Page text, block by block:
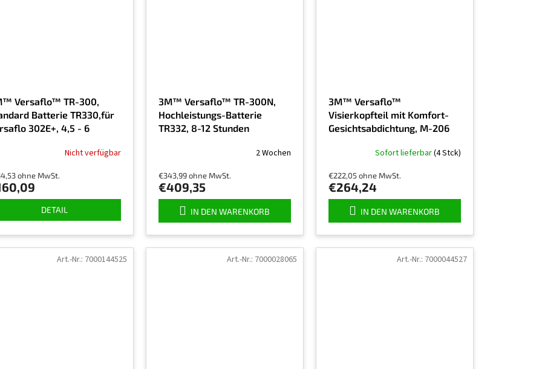
Versaflo™ TR-300,
Batterie TR330,für
302E+, 4,5 - 6
Nicht verfügbar
ohne MwSt.
DETAIL
3M™ Versaflo™ TR-300N,
Hochleistungs-Batterie
TR332, 8-12 Stunden
2 Wochen
€343,99 ohne MwSt.
€409,35
IN DEN WARENKORB
3M™ Versaflo™
Visierkopfteil mit Komfort-
Gesichtsabdichtung, M-206
Sofort lieferbar(4 Stck)
€222,05 ohne MwSt.
€264,24
IN DEN WARENKORB
Art.-Nr.: 7000144525 Art.-Nr.: 7000028065 Art.-Nr.: 7000044527